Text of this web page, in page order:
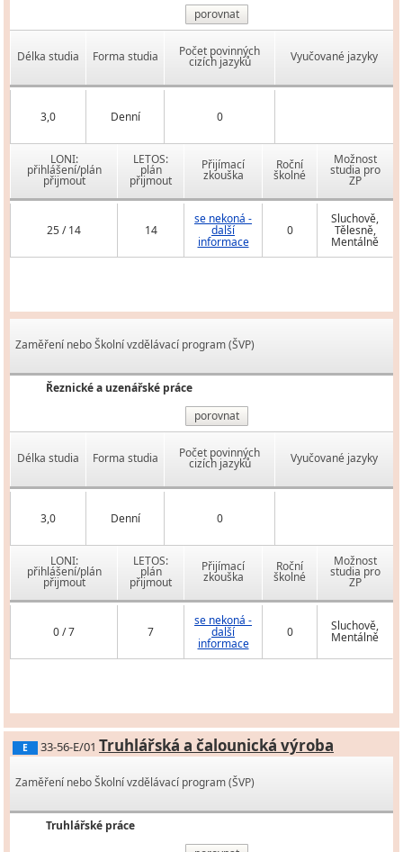
porovnat
Délka studia Forma studia Počet povinných
cizích jazyků Vyučované jazyky
3,0 Denní 0
LONI:
přihlášení/plán
přijmout
LETOS:
plán
přijmout
Přijímací
zkouška
Roční
školné
Možnost
studia pro
ZP
25 / 14 14
se nekoná -
další
informace
0
Sluchově,
Tělesně,
Mentálně
Zaměření nebo Školní vzdělávací program (ŠVP)
Řeznické a uzenářské práce
porovnat
Délka studia Forma studia Počet povinných
cizích jazyků Vyučované jazyky
3,0 Denní 0
LONI:
přihlášení/plán
přijmout
LETOS:
plán
přijmout
Přijímací
zkouška
Roční
školné
Možnost
studia pro
ZP
0 / 7 7
se nekoná -
další
informace
0 Sluchově,
Mentálně
E 33-56-E/01 Truhlářská a čalounická výroba
Zaměření nebo Školní vzdělávací program (ŠVP)
Truhlářské práce